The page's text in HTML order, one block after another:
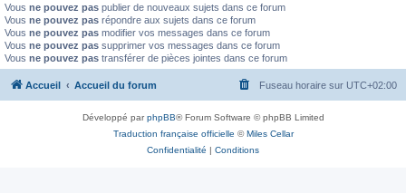
Vous ne pouvez pas publier de nouveaux sujets dans ce forum
Vous ne pouvez pas répondre aux sujets dans ce forum
Vous ne pouvez pas modifier vos messages dans ce forum
Vous ne pouvez pas supprimer vos messages dans ce forum
Vous ne pouvez pas transférer de pièces jointes dans ce forum
Accueil Accueil du forum Fuseau horaire sur UTC+02:00
Développé parphpBB® Forum Software © phpBB Limited
Traduction française officielle ©Miles Cellar
Confidentialité | Conditions